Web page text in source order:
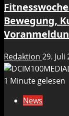
Bewegung,
Redaktion 29. Juli
1 Minute gelesen
News